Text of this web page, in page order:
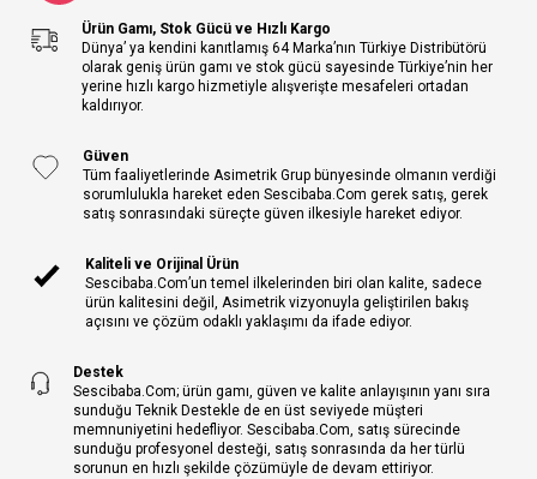
Ürün Gamı, Stok Gücü ve Hızlı Kargo
Dünya’ ya kendini kanıtlamış 64 Marka’nın Türkiye Distribütörü
olarak geniş ürün gamı ve stok gücü sayesinde Türkiye’nin her
yerine hızlı kargo hizmetiyle alışverişte mesafeleri ortadan
kaldırıyor.
Güven
Tüm faaliyetlerinde Asimetrik Grup bünyesinde olmanın verdiği
sorumlulukla hareket eden Sescibaba.Com gerek satış, gerek
satış sonrasındaki süreçte güven ilkesiyle hareket ediyor.
Kaliteli ve Orijinal Ürün
Sescibaba.Com’un temel ilkelerinden biri olan kalite, sadece
ürün kalitesini değil, Asimetrik vizyonuyla geliştirilen bakış
açısını ve çözüm odaklı yaklaşımı da ifade ediyor.
Destek
Sescibaba.Com; ürün gamı, güven ve kalite anlayışının yanı sıra
sunduğu Teknik Destekle de en üst seviyede müşteri
memnuniyetini hedefliyor. Sescibaba.Com, satış sürecinde
sunduğu profesyonel desteği, satış sonrasında da her türlü
sorunun en hızlı şekilde çözümüyle de devam ettiriyor.